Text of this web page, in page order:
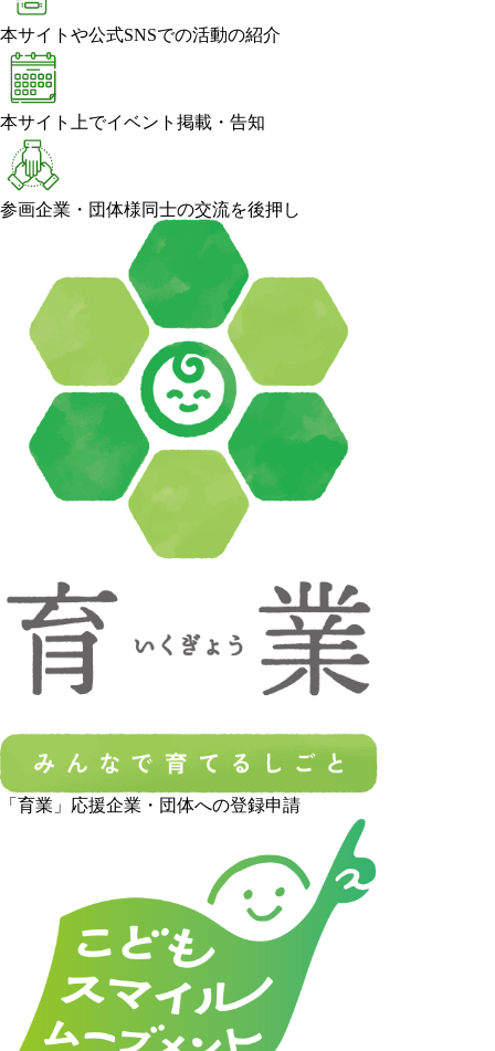
本サイトや公式SNSでの活動の紹介
本サイト上でイベント掲載・告知
参画企業・団体様同士の交流を後押し
「育業」応援企業・団体への登録申請